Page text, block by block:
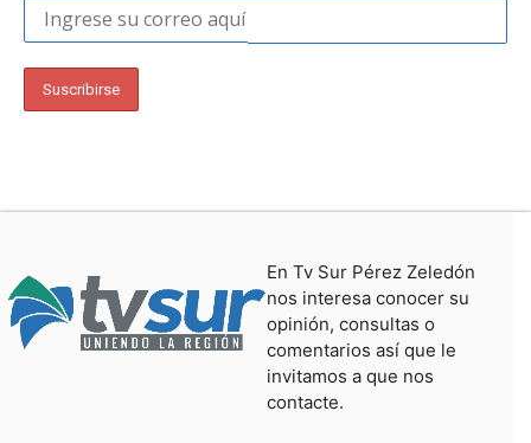
En Tv Sur Pérez Zeledón
nos interesa conocer su
opinión, consultas o
comentarios así que le
invitamos a que nos
contacte.